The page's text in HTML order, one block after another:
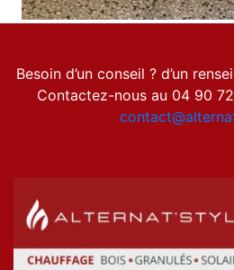
Besoin d’un conseil ? d’un
Contactez-nous au 04 90